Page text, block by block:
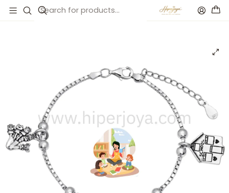
Inicio Catálogo Pulsera de la educadora infantil plata